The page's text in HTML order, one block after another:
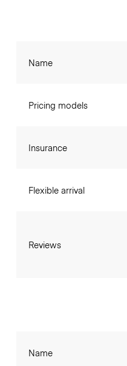
Name
Pricing models
Insurance
Flexible arrival
Reviews
Name